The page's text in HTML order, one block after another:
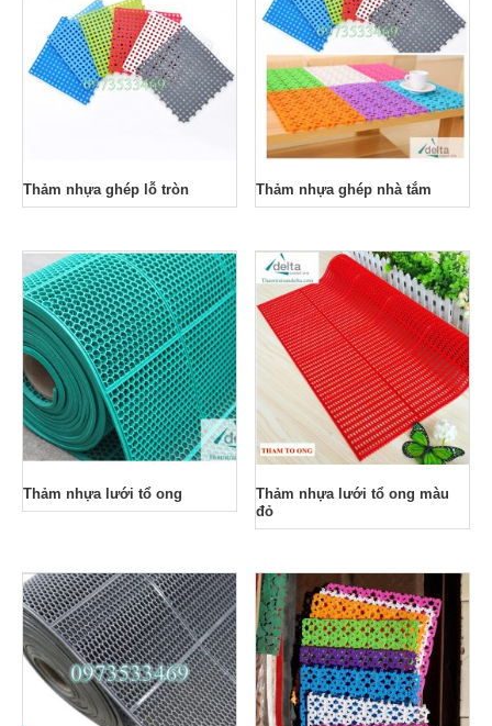
Thảm nhựa ghép lỗ tròn Thảm nhựa ghép nhà tắm
Thảm nhựa lưới tổ ong
Thảm nhựa lưới tổ ong màu
đỏ